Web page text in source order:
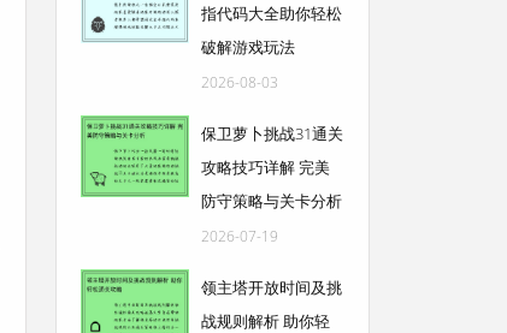
指代码大全助你轻松
破解游戏玩法
2026-08-03
保卫萝卜挑战31通关
攻略技巧详解 完美
防守策略与关卡分析
2026-07-19
领主塔开放时间及挑
战规则解析 助你轻